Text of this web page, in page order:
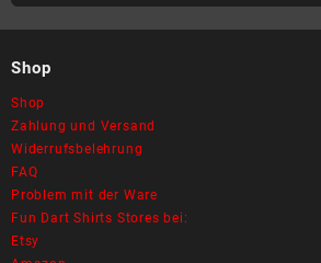
Shop
Shop
Zahlung und Versand
Widerrufsbelehrung
FAQ
Problem mit der Ware
Fun Dart Shirts Stores bei:
Etsy